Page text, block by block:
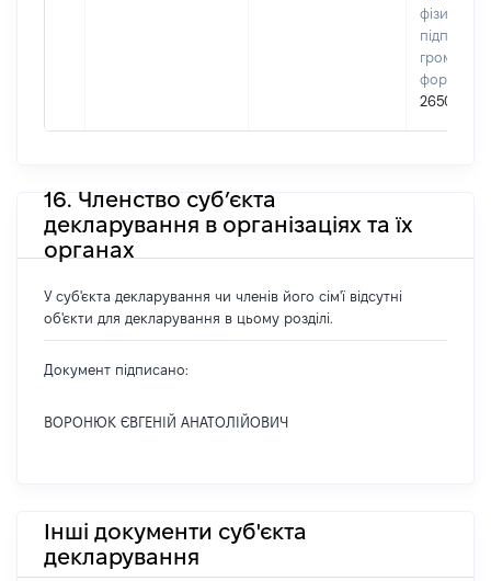
фізичних
26502064
16. Членство суб’єкта
декларування в організаціях та їх
органах
У суб'єкта декларування чи членів його сім'ї відсутні
об'єкти для декларування в цьому розділі.
Документ підписано:
ВОРОНЮК ЄВГЕНІЙ АНАТОЛІЙОВИЧ
Інші документи суб'єкта
декларування